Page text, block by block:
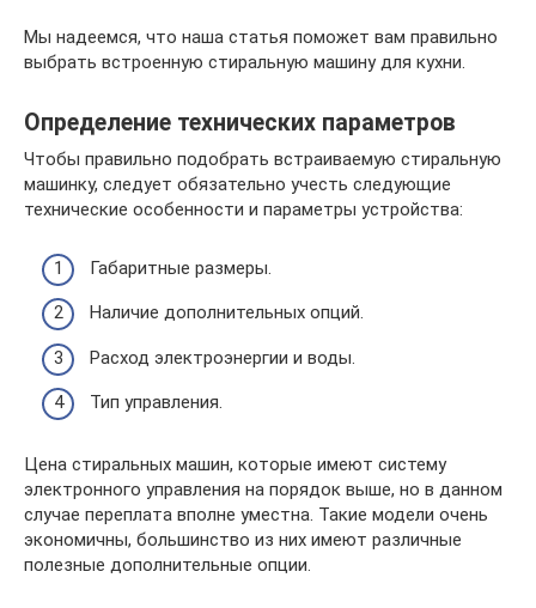
Мы надеемся, что наша статья поможет вам правильно
выбрать встроенную стиральную машину для кухни.
Определение технических параметров
Чтобы правильно подобрать встраиваемую стиральную
машинку, следует обязательно учесть следующие
технические особенности и параметры устройства:
Габаритные размеры.
Наличие дополнительных опций.
Расход электроэнергии и воды.
Тип управления.
Цена стиральных машин, которые имеют систему
электронного управления на порядок выше, но в данном
случае переплата вполне уместна. Такие модели очень
экономичны, большинство из них имеют различные
полезные дополнительные опции.